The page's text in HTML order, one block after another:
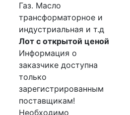
Газ. Масло
трансформаторное и
индустриальная и т.д
Лот с открытой ценой
Информация о
заказчике доступна
только
зарегистрированным
поставщикам!
Необходимо